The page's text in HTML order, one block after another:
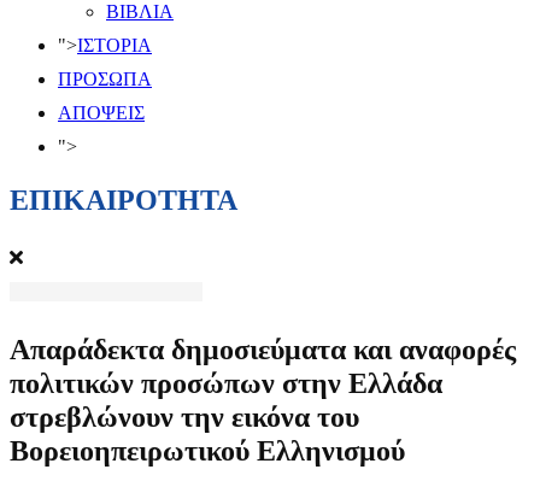
ΒΙΒΛΙΑ
">ΙΣΤΟΡΙΑ
ΠΡΟΣΩΠΑ
ΑΠΟΨΕΙΣ
">
ΕΠΙΚΑΙΡΟΤΗΤΑ
Απαράδεκτα δημοσιεύματα και αναφορές
πολιτικών προσώπων στην Ελλάδα
στρεβλώνουν την εικόνα του
Βορειοηπειρωτικού Ελληνισμού